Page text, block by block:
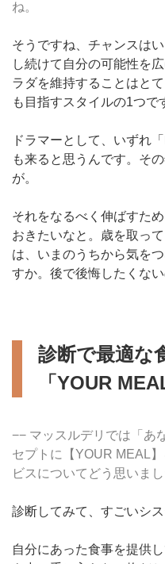
ね。
そうですね、 チャンスは
し続けて自分の可能性を
ラダを維持することはと
も目指すスタイルの1つで
ドラマーとして、いずれ
も来ると思うんです。そ
が。
それをなるべく伸ばすた
おきたいなと。歳を取っ
は、いまのうちから気を
すか。後で後悔したくない
診断で最適な
「YOUR
−− マッスルデリでは「あ
セプトに【YOUR MEAL
ビスについてどう思いまし
診断してみて、すごいシ
自分にあった食事を提供